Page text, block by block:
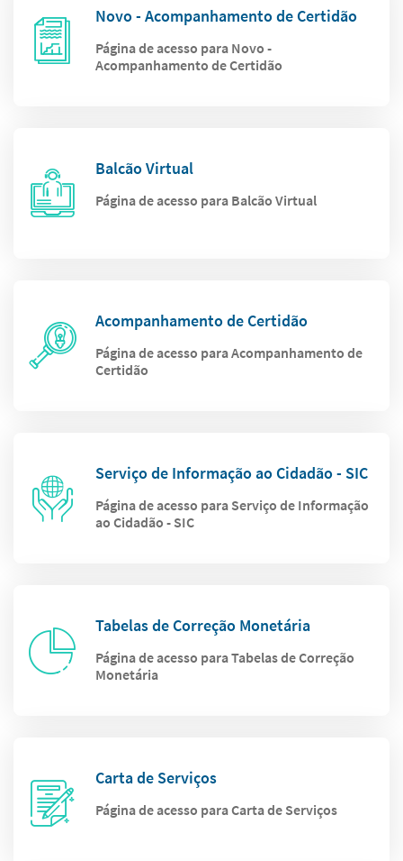
Novo - Acompanhamento de Certidão
Página de acesso para Novo -
Acompanhamento de Certidão
Balcão Virtual
Página de acesso para Balcão Virtual
Acompanhamento de Certidão
Página de acesso para Acompanhamento de
Certidão
Serviço de Informação ao Cidadão - SIC
Página de acesso para Serviço de Informação
ao Cidadão - SIC
Tabelas de Correção Monetária
Página de acesso para Tabelas de Correção
Monetária
Carta de Serviços
Página de acesso para Carta de Serviços